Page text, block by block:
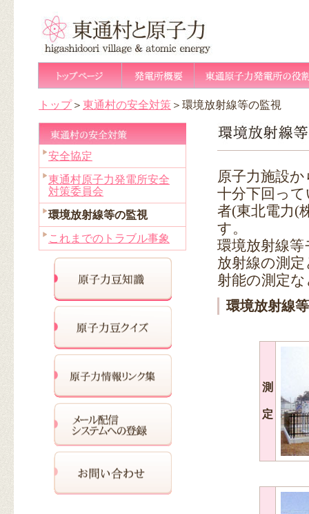
トップ＞ 東通村の安全対策 ＞環境放射線等の監視
安全協定
東通村原子力発電所安全
対策委員会
環境放射線等の監視
これまでのトラブル事象
原子力施設
十分下回っ
者(東北電力(
す。
環境放射線
放射線の測
射能の測定
環境放射線
測
定